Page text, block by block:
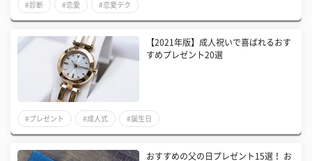
#診断 #恋愛 #恋愛テク
【2021年版】成人祝いで喜ばれるおす
すめプレゼント20選
#プレゼント #成人式 #誕生日
おすすめの父の日プレゼント15選！ お